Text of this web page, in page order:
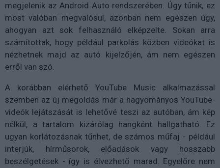
megjelenik az Android Auto rendszerében. Úgy tűnik, ez
most valóban megvalósul, azonban nem egészen úgy,
ahogyan azt sok felhasználó elképzelte. Sokan arra
számítottak, hogy például parkolás közben videókat is
nézhetnek majd az autó kijelzőjén, ám nem egészen
erről van szó.
A korábban elérhető YouTube Music alkalmazással
szemben az új megoldás már a hagyományos YouTube-
videók lejátszását is lehetővé teszi az autóban, ám kép
nélkül, a tartalom kizárólag hangként hallgatható. Ez
ugyan korlátozásnak tűnhet, de számos műfaj - például
interjúk, hírműsorok, előadások vagy hosszabb
beszélgetések - így is élvezhető marad. Egyelőre nem